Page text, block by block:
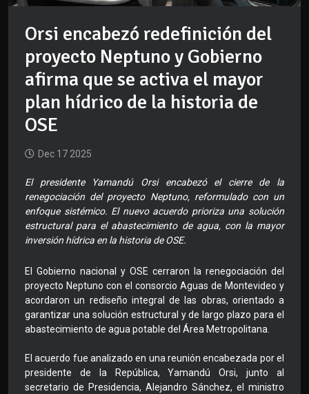
Orsi encabezó redefinición del
proyecto Neptuno y Gobierno
afirma que se activa el mayor
plan hídrico de la historia de
OSE
Dec 17 2025
El presidente Yamandú Orsi encabezó el cierre de la
renegociación del proyecto Neptuno, reformulado con un
enfoque sistémico. El nuevo acuerdo prioriza una solución
estructural para el abastecimiento de agua, con la mayor
inversión hídrica en la historia de OSE.
El Gobierno nacional y OSE cerraron la renegociación del
proyecto Neptuno con el consorcio Aguas de Montevideo y
acordaron un rediseño integral de las obras, orientado a
garantizar una solución estructural y de largo plazo para el
abastecimiento de agua potable del Área Metropolitana.
El acuerdo fue analizado en una reunión encabezada por el
presidente de la República, Yamandú Orsi, junto al
secretario de Presidencia, Alejandro Sánchez, el ministro